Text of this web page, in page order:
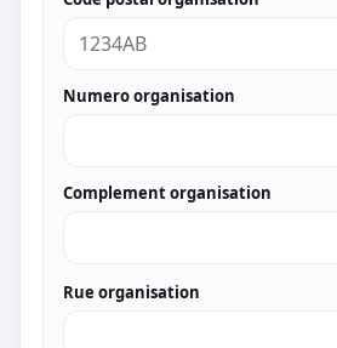
Numero organisation
Complement organisation
Rue organisation